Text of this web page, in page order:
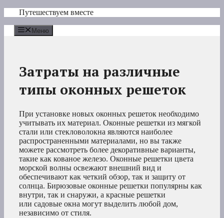
Перейти
содержимому
Путешествуем вместе
Меню
Затраты на различные
типы оконных решеток
При установке новых оконных решеток необходимо
учитывать их материал. Оконные решетки из мягкой
стали или стекловолокна являются наиболее
распространенными материалами, но вы также
можете рассмотреть более декоративные варианты,
такие как кованое железо. Оконные решетки цвета
морской волны освежают внешний вид и
обеспечивают как четкий обзор, так и защиту от
солнца. Бирюзовые оконные решетки популярны как
внутри, так и снаружи, а красные решетки
или садовые окна могут выделить любой дом,
независимо от стиля.